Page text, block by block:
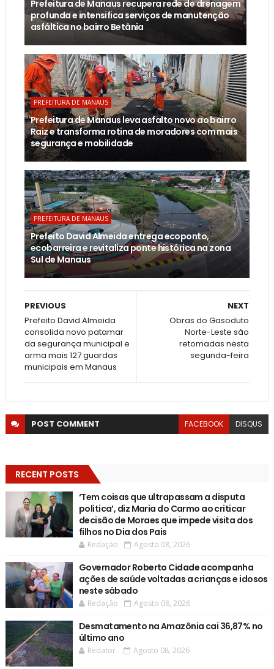
Prefeitura de Manaus recupera rede de drenagem
profunda e intensifica serviços de manutenção
asfáltica no bairro Betânia
PREFEITURA DE MANAUS
Prefeitura de Manaus leva asfalto novo ao bairro
Raiz e transforma rotina de moradores com mais
segurança e mobilidade
PREFEITURA DE MANAUS
Prefeito David Almeida entrega ecoponto,
ecobarreira e revitaliza ponte histórica na zona
Sul de Manaus
NEXT
Obras do Gasoduto
Norte-Leste são
retomadas nesta
segunda-feira
PREVIOUS
Prefeito David Almeida
consolida novo patamar
da segurança municipal e
arma mais 127 guardas
municipais em Manaus
POST COMMENT FACEBOOK DISQUS
RECENT POSTS
‘Tem coisas que ultrapassam a disputa
politica’, diz Maria do Carmo ao criticar
decisão de Moraes que impede visita dos
filhos no Dia dos Pais
Redação Agosto 08, 2026
Governador Roberto Cidade acompanha
ações de saúde voltadas a crianças e idosos
neste sábado
Redação Agosto 08, 2026
Desmatamento na Amazônia cai 36,87% no
último ano
Redator Agosto 08, 2026